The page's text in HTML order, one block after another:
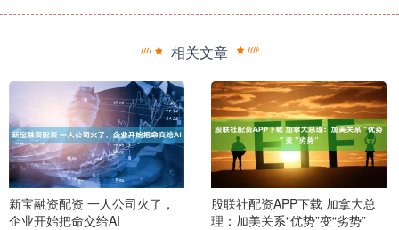
相关文章
新宝融资配资 一人公司火了，
企业开始把命交给AI
股联社配资APP下载 加拿大总
理：加美关系“优势”变“劣势”